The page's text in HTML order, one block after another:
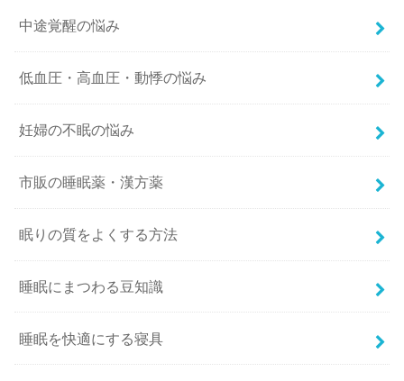
中途覚醒の悩み
低血圧・高血圧・動悸の悩み
妊婦の不眠の悩み
市販の睡眠薬・漢方薬
眠りの質をよくする方法
睡眠にまつわる豆知識
睡眠を快適にする寝具